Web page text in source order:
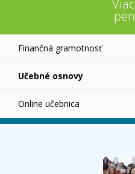
Finančná gramotnosť
Učebné osnovy
Online učebnica